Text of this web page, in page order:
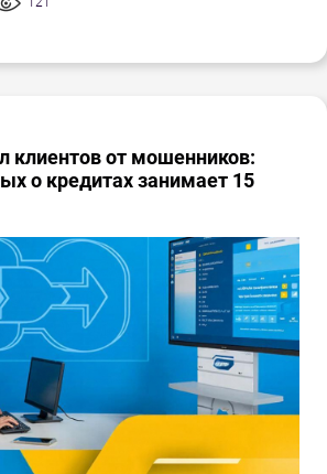
клиентов от мошенников:
о кредитах занимает 15